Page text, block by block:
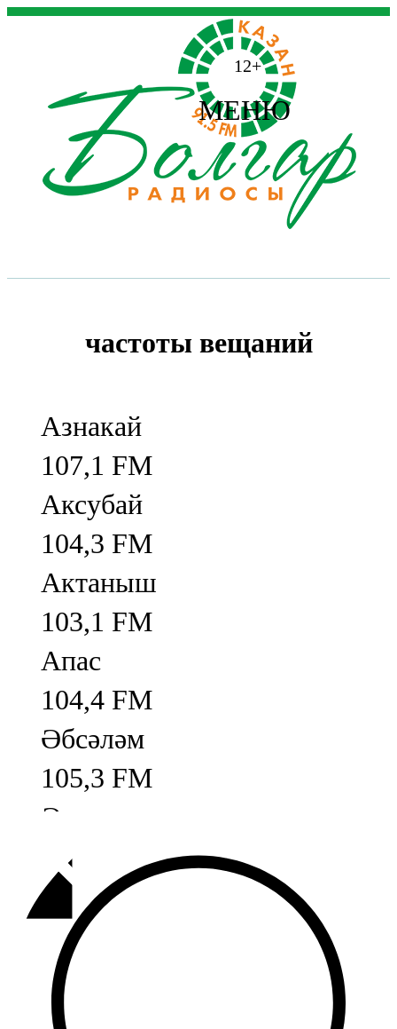
12+
МЕНЮ
частоты вещаний
Азнакай
107,1 FM
Аксубай
104,3 FM
Актаныш
103,1 FM
Апас
104,4 FM
Әбсәләм
105,3 FM
Әлмәт
92,9 FM
Базарлы матак
107,1 FM
Балык бистәсе
104,9 FM